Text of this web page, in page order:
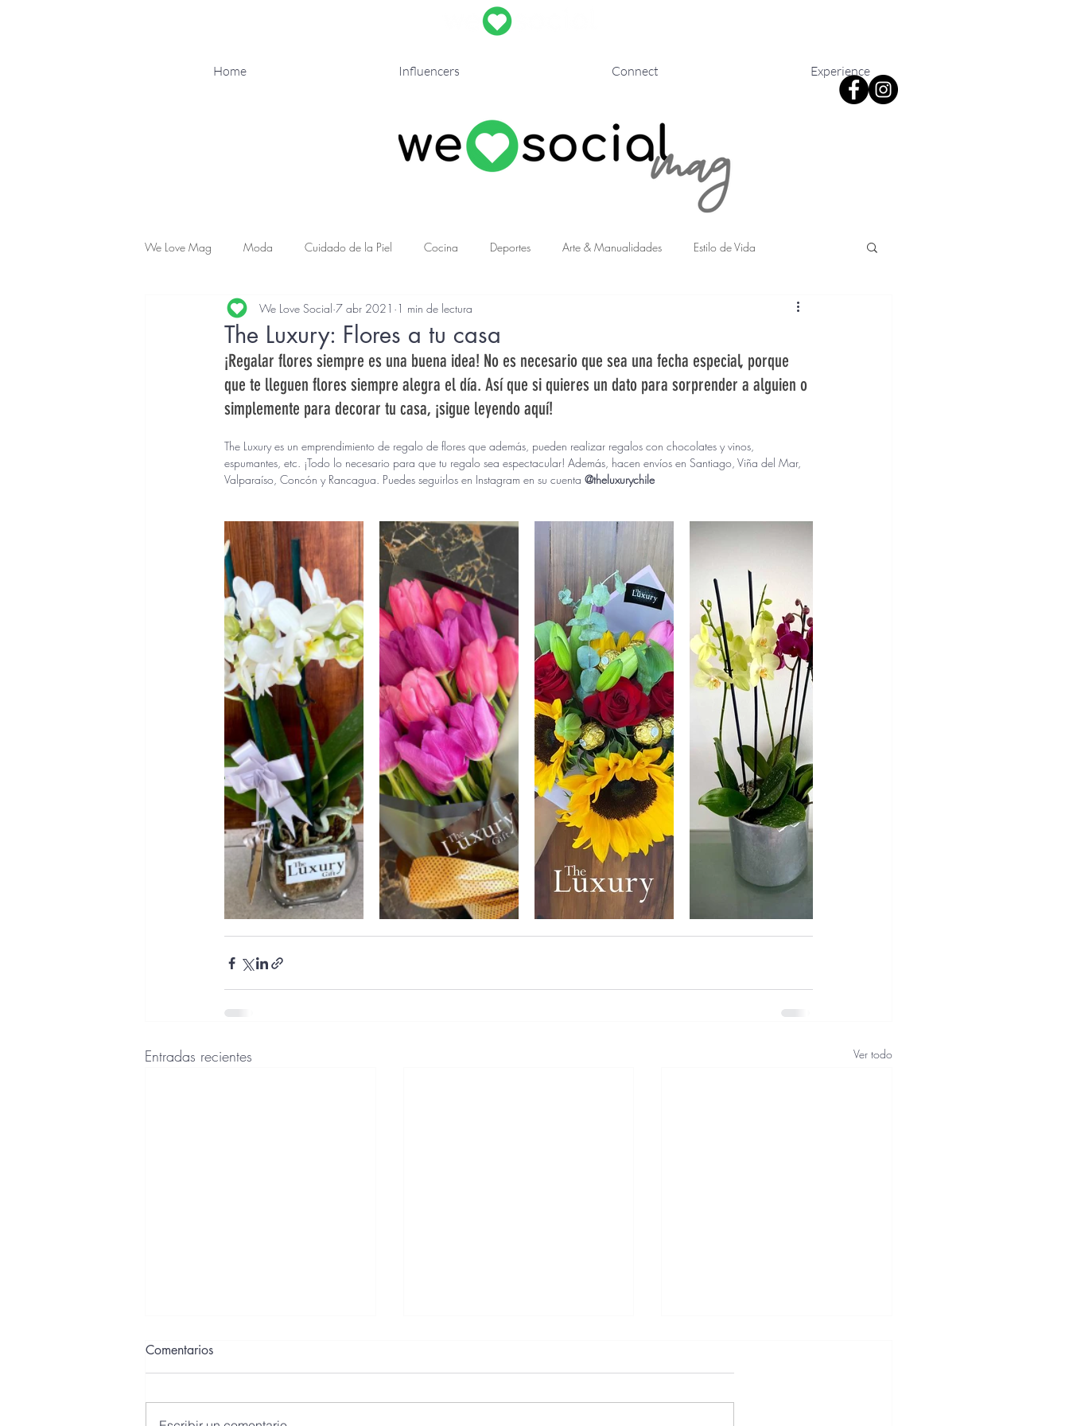
We Love Mag Moda Cuidado de la Piel Cocina Deportes Arte & Manualidades Estilo de Vida
Familia & Maternidad Influencer Cine Libros
The Luxury: Flores a tu casa
We Love Social 7 abr 2021 1 min de lectura
¡Regalar flores siempre es una buena idea! No es necesario que sea una fecha especial, porque
que te lleguen flores siempre alegra el día. Así que si quieres un dato para sorprender a alguien o
simplemente para decorar tu casa, ¡sigue leyendo aquí!
The Luxury es un emprendimiento de regalo de flores que además, pueden realizar regalos con chocolates y vinos,
espumantes, etc. ¡Todo lo necesario para que tu regalo sea espectacular! Además, hacen envíos en Santiago, Viña del Mar,
Valparaíso, Concón y Rancagua. Puedes seguirlos en Instagram en su cuenta @theluxurychile
Entradas recientes Ver todo
Comentarios
Home Influencers Connect Experience